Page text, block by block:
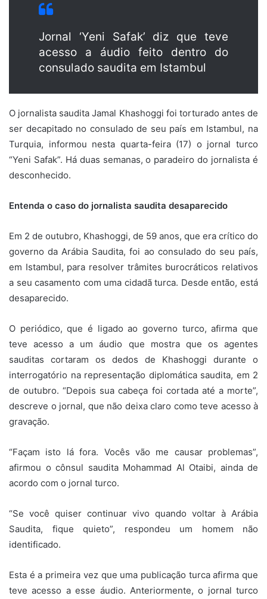
Jornal ‘Yeni Safak’ diz que teve
acesso a áudio feito dentro do
consulado saudita em Istambul
O jornalista saudita Jamal Khashoggi foi torturado antes de
ser decapitado no consulado de seu país em Istambul, na
Turquia, informou nesta quarta-feira (17) o jornal turco
“Yeni Safak”. Há duas semanas, o paradeiro do jornalista é
desconhecido.
Entenda o caso do jornalista saudita desaparecido
Em 2 de outubro, Khashoggi, de 59 anos, que era crítico do
governo da Arábia Saudita, foi ao consulado do seu país,
em Istambul, para resolver trâmites burocráticos relativos
a seu casamento com uma cidadã turca. Desde então, está
desaparecido.
O periódico, que é ligado ao governo turco, afirma que
teve acesso a um áudio que mostra que os agentes
sauditas cortaram os dedos de Khashoggi durante o
interrogatório na representação diplomática saudita, em 2
de outubro. “Depois sua cabeça foi cortada até a morte”,
descreve o jornal, que não deixa claro como teve acesso à
gravação.
“Façam isto lá fora. Vocês vão me causar problemas”,
afirmou o cônsul saudita Mohammad Al Otaibi, ainda de
acordo com o jornal turco.
“Se você quiser continuar vivo quando voltar à Arábia
Saudita, fique quieto”, respondeu um homem não
identificado.
Esta é a primeira vez que uma publicação turca afirma que
teve acesso a esse áudio. Anteriormente, o jornal turco